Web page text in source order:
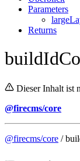
Parameters
Returns
Dieser Inhalt ist
@firecms/core
@firecms/core /